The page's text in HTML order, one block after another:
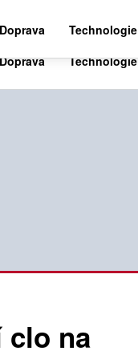
Doprava Technologie
clo na